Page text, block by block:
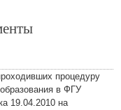
процедуру
в ФГУ
19.04.2010 на